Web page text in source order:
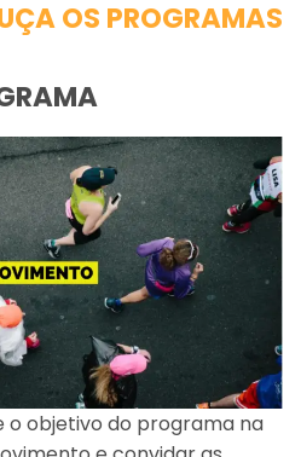
OS PROGRAMAS
o objetivo do programa na